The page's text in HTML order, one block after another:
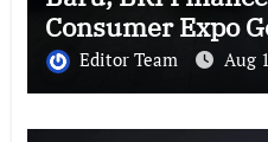
Consumer Expo
Summarecon
Editor Team Aug